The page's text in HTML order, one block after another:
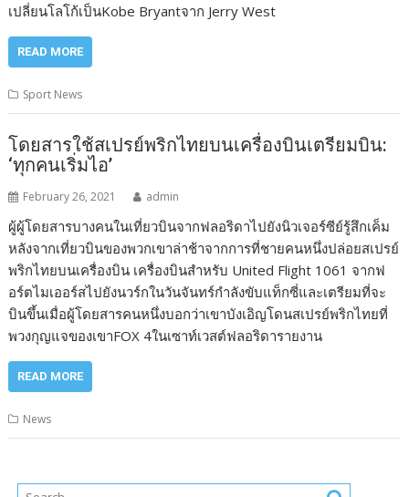
เปลี่ยนโลโก้เป็นKobe Bryantจาก Jerry West
READ MORE
Sport News
โดยสารใช้สเปรย์พริกไทยบนเครื่องบินเตรียมบิน:
‘ทุกคนเริ่มไอ’
February 26, 2021 admin
ผู้ผู้โดยสารบางคนในเที่ยวบินจากฟลอริดาไปยังนิวเจอร์ซีย์รู้สึกเค็ม
หลังจากเที่ยวบินของพวกเขาล่าช้าจากการที่ชายคนหนึ่งปล่อยสเปรย์
พริกไทยบนเครื่องบิน เครื่องบินสำหรับ United Flight 1061 จากฟ
อร์ตไมเออร์สไปยังนวร์กในวันจันทร์กำลังขับแท็กซี่และเตรียมที่จะ
บินขึ้นเมื่อผู้โดยสารคนหนึ่งบอกว่าเขาบังเอิญโดนสเปรย์พริกไทยที่
พวงกุญแจของเขาFOX 4ในเซาท์เวสต์ฟลอริดารายงาน
READ MORE
News